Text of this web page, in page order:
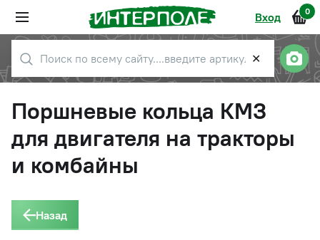
Вход 0
✕
Поршневые кольца КМЗ
для двигателя на тракторы
и комбайны
Назад